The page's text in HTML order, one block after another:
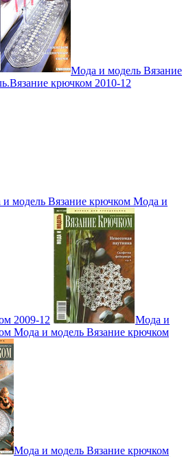
Мода и модель Вязание
крючком 2010-12
модель Вязание крючком Мода и
2009-12
Мода и
Мода и модель Вязание крючком
Мода и модель Вязание крючком